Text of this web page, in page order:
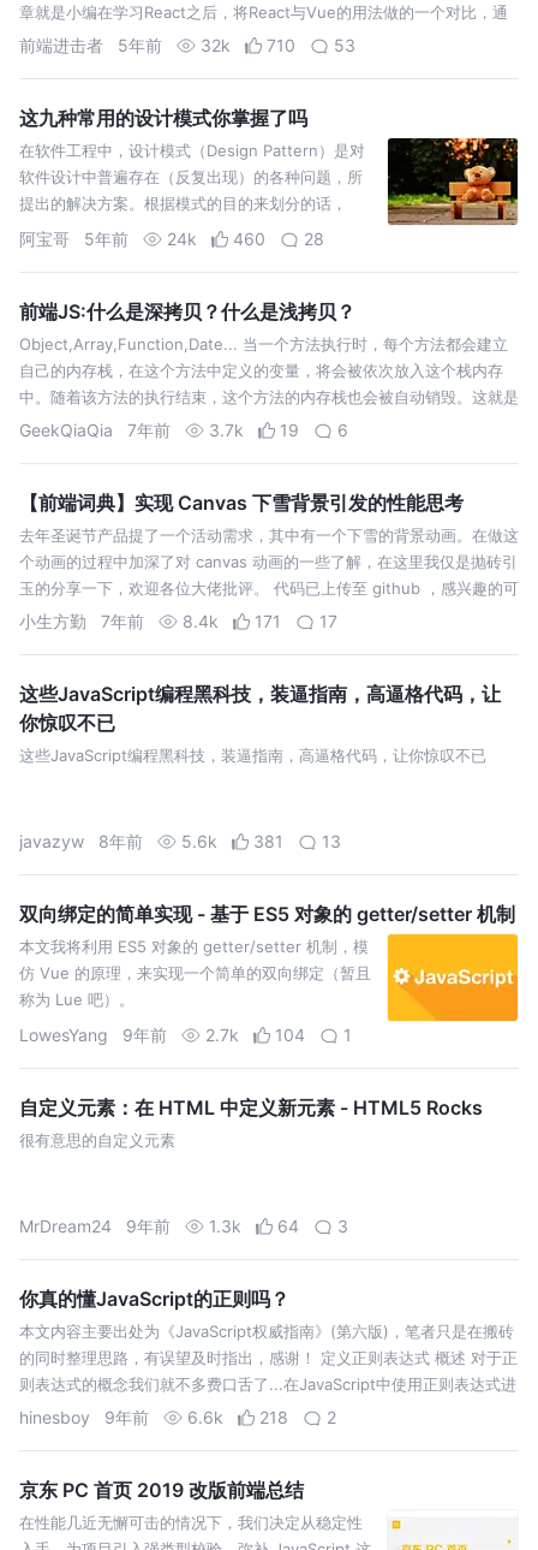
章就是小编在学习React之后，将React与Vue的用法做的一个对比，通
过这个对比，方便使用Vue的小伙伴可以快速将Vue中的写法转换…
前端进击者 5年前 32k 710 53
这九种常用的设计模式你掌握了吗
在软件工程中，设计模式（Design Pattern）是对
软件设计中普遍存在（反复出现）的各种问题，所
提出的解决方案。根据模式的目的来划分的话，
GoF（Gang of Four）设计模式可以分为以下 3 种
阿宝哥 5年前 24k 460 28
前端JS:什么是深拷贝？什么是浅拷贝？
Object,Array,Function,Date... 当一个方法执行时，每个方法都会建立
自己的内存栈，在这个方法中定义的变量，将会被依次放入这个栈内存
中。随着该方法的执行结束，这个方法的内存栈也会被自动销毁。这就是
我们通常所说的基本数据类型变量通常都放在栈内存中； 当我们…
GeekQiaQia 7年前 3.7k 19 6
【前端词典】实现 Canvas 下雪背景引发的性能思考
去年圣诞节产品提了一个活动需求，其中有一个下雪的背景动画。在做这
个动画的过程中加深了对 canvas 动画的一些了解，在这里我仅是抛砖引
玉的分享一下，欢迎各位大佬批评。 代码已上传至 github ，感兴趣的可
以 clone 代码到本地运行。望给个 star 支持一下。 UI …
小生方勤 7年前 8.4k 171 17
这些JavaScript编程黑科技，装逼指南，高逼格代码，让
你惊叹不已
这些JavaScript编程黑科技，装逼指南，高逼格代码，让你惊叹不已
javazyw 8年前 5.6k 381 13
双向绑定的简单实现 - 基于 ES5 对象的 getter/setter 机制
本文我将利用 ES5 对象的 getter/setter 机制，模
仿 Vue 的原理，来实现一个简单的双向绑定（暂且
称为 Lue 吧）。
LowesYang 9年前 2.7k 104 1
自定义元素：在 HTML 中定义新元素 - HTML5 Rocks
很有意思的自定义元素
MrDream24 9年前 1.3k 64 3
你真的懂JavaScript的正则吗？
本文内容主要出处为《JavaScript权威指南》(第六版)，笔者只是在搬砖
的同时整理思路，有误望及时指出，感谢！ 定义正则表达式 概述 对于正
则表达式的概念我们就不多费口舌了...在JavaScript中使用正则表达式进
行模式匹配离不开RegExp对象，创建正则对象有两种方式…
hinesboy 9年前 6.6k 218 2
京东 PC 首页 2019 改版前端总结
在性能几近无懈可击的情况下，我们决定从稳定性